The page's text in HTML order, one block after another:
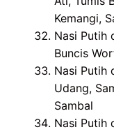
Kemangi,
Nasi Putih
Buncis
Nasi Putih
Udang,
Sambal
Nasi Putih